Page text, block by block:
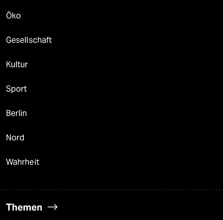
Öko
Gesellschaft
Kultur
Sport
Berlin
Nord
Wahrheit
Themen